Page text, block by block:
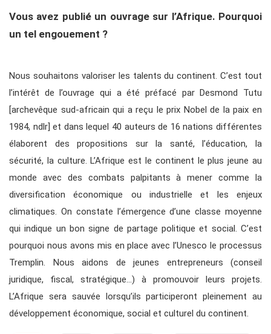
Vous avez publié un ouvrage sur l’Afrique. Pourquoi
un tel engouement ?
Nous souhaitons valoriser les talents du continent. C’est tout
l’intérêt de l’ouvrage qui a été préfacé par Desmond Tutu
[archevêque sud-africain qui a reçu le prix Nobel de la paix en
1984, ndlr] et dans lequel 40 auteurs de 16 nations différentes
élaborent des propositions sur la santé, l’éducation, la
sécurité, la culture. L’Afrique est le continent le plus jeune au
monde avec des combats palpitants à mener comme la
diversification économique ou industrielle et les enjeux
climatiques. On constate l’émergence d’une classe moyenne
qui indique un bon signe de partage politique et social. C’est
pourquoi nous avons mis en place avec l’Unesco le processus
Tremplin. Nous aidons de jeunes entrepreneurs (conseil
juridique, fiscal, stratégique…) à promouvoir leurs projets.
L’Afrique sera sauvée lorsqu’ils participeront pleinement au
développement économique, social et culturel du continent.